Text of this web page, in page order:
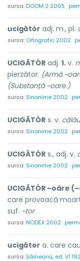
sursa:DOOM 2 2005
ucigătór adj. m., pl.
sursa: Ortografic 2002
UCIGĂTÓR adj. 1. v.
pierzător. (Armă
(Substanță ~oare.)
sursa: Sinonime 2002
UCIGĂTÓR s. v.
sursa: Sinonime 2002
UCIGĂTÓR s., adj. v.
sursa: Sinonime 2002
UCIGĂTÓR ~oáre
care provoacă
suf. ~tor
sursa:NODEX 2002
ucigător a. care
sursa:Șăineanu, ed. VI